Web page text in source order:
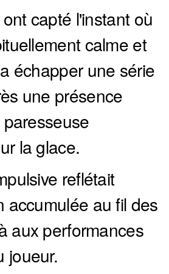
capté l'instant où
calme et
échapper une série
une présence
la glace.
reflétait
accumulée au fil des
aux performances
joueur.